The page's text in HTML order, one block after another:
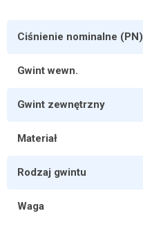
Ciśnienie nominalne (PN)
Gwint wewn.
Gwint zewnętrzny
Materiał
Rodzaj gwintu
Waga